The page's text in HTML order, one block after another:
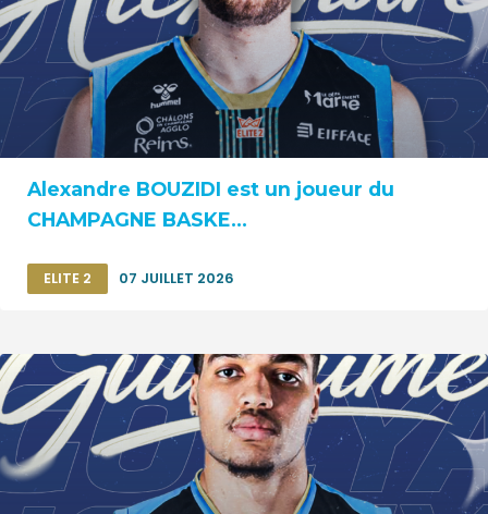
Alexandre BOUZIDI est un joueur du
CHAMPAGNE BASKE...
ELITE 2 07 JUILLET 2026